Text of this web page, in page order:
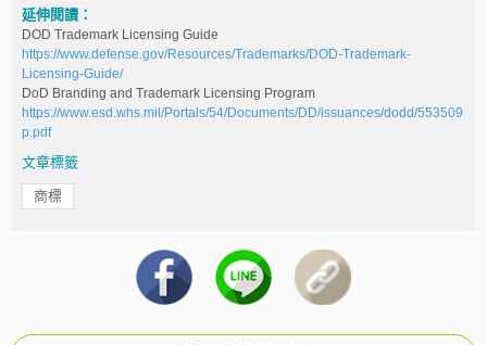
延伸閱讀：
DOD Trademark Licensing Guide
https://www.defense.gov/Resources/Trademarks/DOD-Trademark-
Licensing-Guide/
DoD Branding and Trademark Licensing Program
https://www.esd.whs.mil/Portals/54/Documents/DD/issuances/dodd/553509
p.pdf
文章標籤
商標